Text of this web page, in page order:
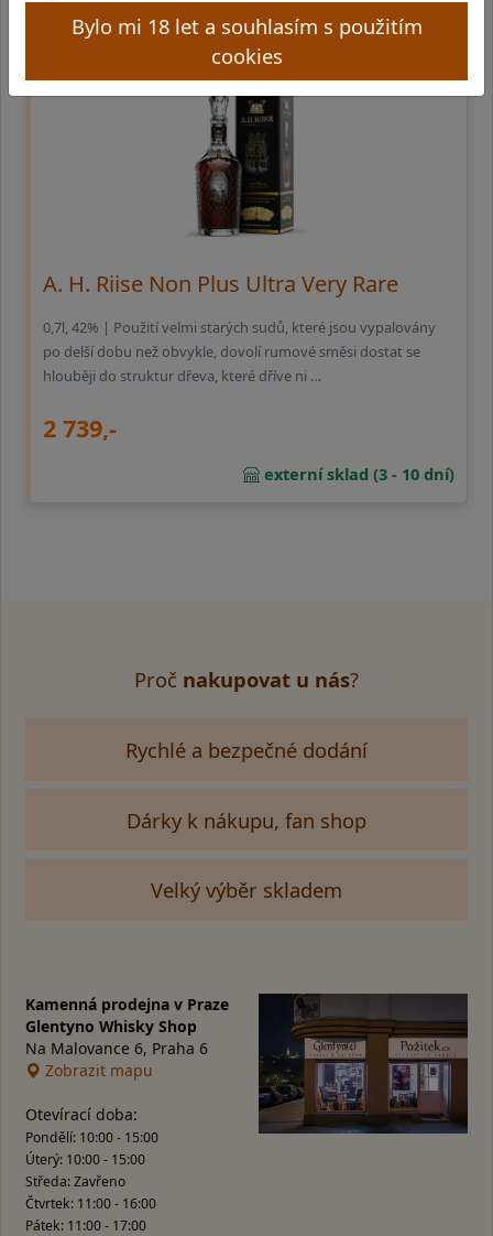
Bylo mi 18 let a souhlasím s použitím
cookies
A. H. Riise Non Plus Ultra Very Rare
0,7l, 42% | Použití velmi starých sudů, které jsou vypalovány
po delší dobu než obvykle, dovolí rumové směsi dostat se
hlouběji do struktur dřeva, které dříve ni …
2 739,-
externí sklad (3 - 10 dní)
Proč nakupovat u nás?
Rychlé a bezpečné dodání
Dárky k nákupu, fan shop
Velký výběr skladem
Kamenná prodejna v Praze
Glentyno Whisky Shop
Na Malovance 6, Praha 6
Zobrazit mapu
Otevírací doba:
Pondělí: 10:00 - 15:00
Úterý: 10:00 - 15:00
Středa: Zavřeno
Čtvrtek: 11:00 - 16:00
Pátek: 11:00 - 17:00